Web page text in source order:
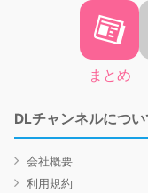
まとめ
DLチャンネルについ
会社概要
利用規約